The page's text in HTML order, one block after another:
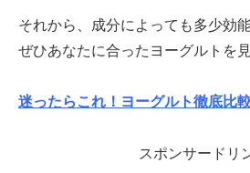
それから、成分によっても多少効
ぜひあなたに合ったヨーグルトを
迷ったらこれ！ヨーグルト徹底比
スポンサードリ